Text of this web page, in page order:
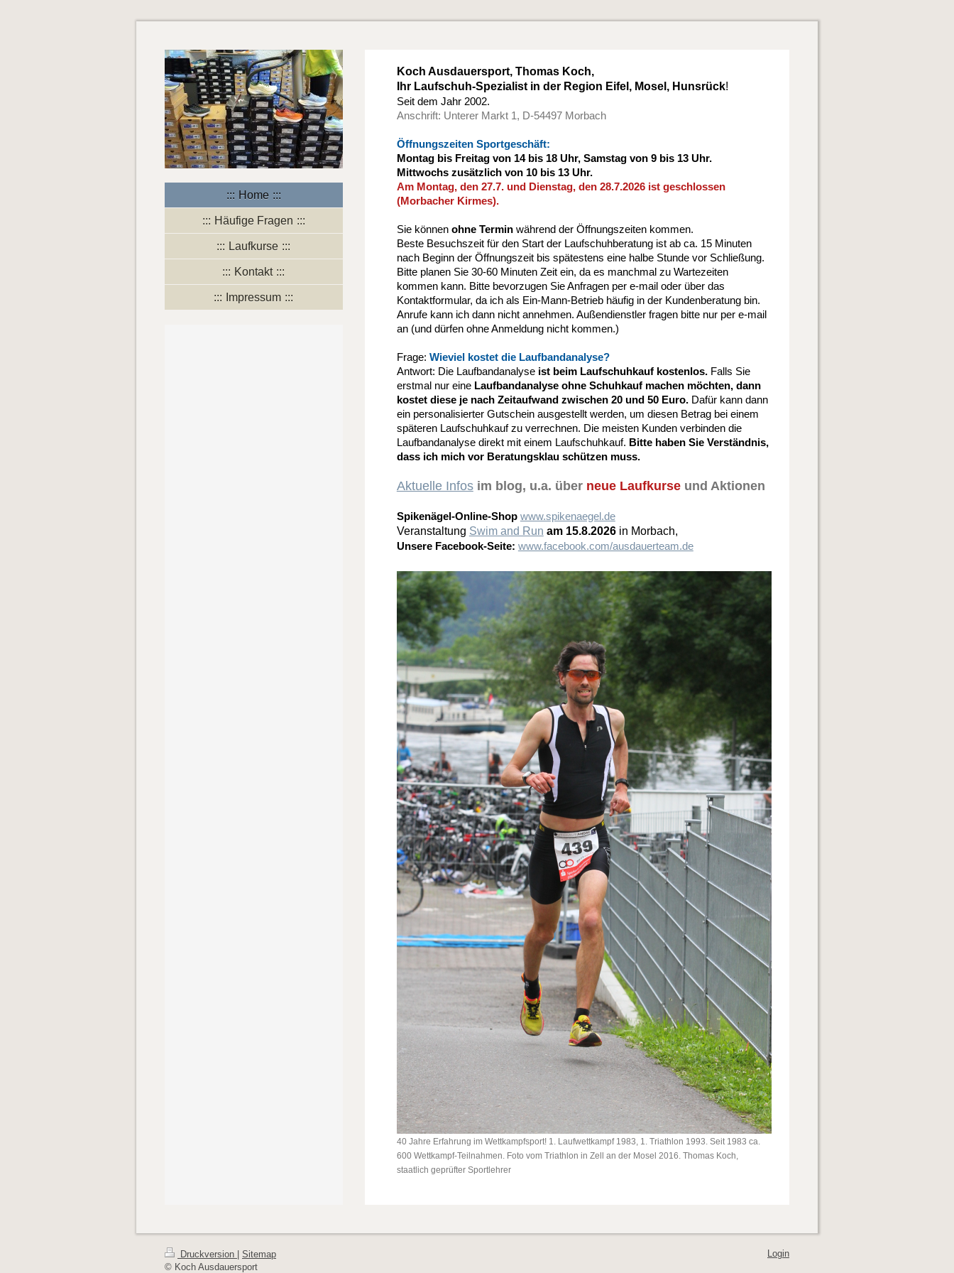
Home
Häufige Fragen
Laufkurse
Kontakt
Impressum
Koch Ausdauersport, Thomas Koch,
Ihr Laufschuh-Spezialist in der Region Eifel, Mosel, Hunsrück!
Seit dem Jahr 2002.
Anschrift: Unterer Markt 1, D-54497 Morbach
Öffnungszeiten Sportgeschäft:
Montagbis Freitag von 14 bis 18 Uhr, Samstag von 9 bis 13 Uhr.
Mittwochs zusätzlich von 10 bis 13 Uhr.
Am Montag, den 27.7. und Dienstag, den 28.7.2026 ist geschlossen
(Morbacher Kirmes).
Sie können ohne Terminwährend der Öffnungszeiten kommen.
Beste Besuchszeit für den Start der Laufschuhberatung ist ab ca. 15 Minuten
nach Beginn der Öffnungszeit bis spätestens eine halbe Stunde vor Schließung.
Bitte planen Sie 30-60 Minuten Zeit ein, da es manchmal zu Wartezeiten
kommen kann. Bitte bevorzugen Sie Anfragen per e-mail oder über das
Kontaktformular, da ich als Ein-Mann-Betrieb häufig in der Kundenberatung bin.
Anrufe kann ich dann nicht annehmen. Außendienstler fragen bitte nur per e-mail
an (und dürfen ohne Anmeldung nicht kommen.)
Frage: Wieviel kostet die Laufbandanalyse?
Antwort: Die Laufbandanalyse ist beim Laufschuhkauf kostenlos.Falls Sie
erstmal nur eine Laufbandanalyse ohne Schuhkauf machen möchten, dann
kostet diese je nach Zeitaufwand zwischen 20 und 50 Euro.Dafür kann dann
ein personalisierter Gutschein ausgestellt werden, um diesen Betrag bei einem
späteren Laufschuhkauf zu verrechnen. Die meisten Kunden verbinden die
Laufbandanalyse direkt mit einem Laufschuhkauf. Bitte haben Sie Verständnis,
dass ich mich vor Beratungsklau schützen muss.
Aktuelle Infosim blog, u.a. über neue Laufkurseund Aktionen
Spikenägel-Online-Shop www.spikenaegel.de
Veranstaltung Swim and Run am 15.8.2026in Morbach,
Unsere Facebook-Seite: www.facebook.com/ausdauerteam.de
40 Jahre Erfahrung im Wettkampfsport! 1. Laufwettkampf 1983, 1. Triathlon 1993. Seit 1983 ca.
600 Wettkampf-Teilnahmen. Foto vom Triathlon in Zell an der Mosel 2016. Thomas Koch,
staatlich geprüfter Sportlehrer
Druckversion
Sitemap
© Koch Ausdauersport
Login